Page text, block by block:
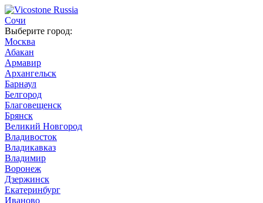
Сочи
Выберите город:
Москва
Абакан
Армавир
Архангельск
Барнаул
Белгород
Благовещенск
Брянск
Великий Новгород
Владивосток
Владикавказ
Владимир
Воронеж
Дзержинск
Екатеринбург
Иваново